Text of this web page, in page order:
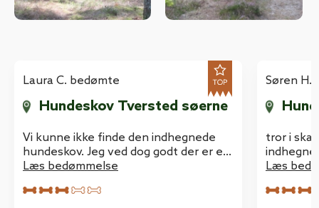
Laura C. bedømte
Hundeskov Tversted søerne
Vi kunne ikke finde den indhegnede
hundeskov. Jeg ved dog godt der er en
meget tæt på.
Læs bedømmelse
Søren H.
tror i
koordinater men fik en
Læs